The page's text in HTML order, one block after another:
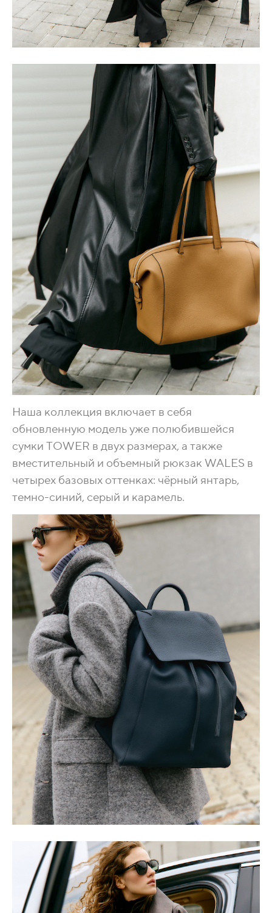
Наша коллекция включает в себя
обновленную модель уже полюбившейся
сумки TOWER в двух размерах, а также
вместительный и объемный рюкзак WALES в
четырех базовых оттенках: чёрный янтарь,
темно-синий, серый и карамель.